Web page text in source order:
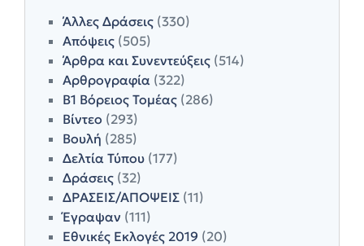
Άλλες Δράσεις (330)
Απόψεις (505)
Άρθρα και Συνεντεύξεις (514)
Αρθρογραφία (322)
Β1 Βόρειος Τομέας (286)
Βίντεο (293)
Βουλή (285)
Δελτία Τύπου (177)
Δράσεις (32)
ΔΡΑΣΕΙΣ/ΑΠΟΨΕΙΣ (11)
Έγραψαν (111)
Εθνικές Εκλογές 2019 (20)